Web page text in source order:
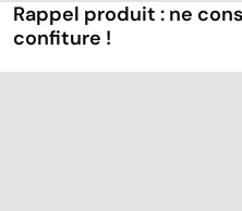
Rappel produit : ne
confiture !